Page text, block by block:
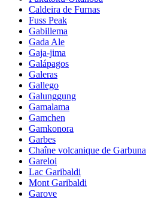
Caldeira de Furnas
Fuss Peak
Gabillema
Gada Ale
Gaja-jima
Galápagos
Galeras
Gallego
Galunggung
Gamalama
Gamchen
Gamkonora
Garbes
Chaîne volcanique de Garbuna
Gareloi
Lac Garibaldi
Mont Garibaldi
Garove